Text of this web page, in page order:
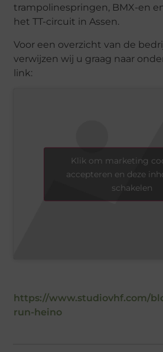
trampolinespringen, BMX-en
het TT-circuit in Assen.
Voor een overzicht van de
verwijzen wij u graag naar
link:
Klik om marketing
accepteren en deze
schakelen
https://www.studiovhf.com/
run-heino